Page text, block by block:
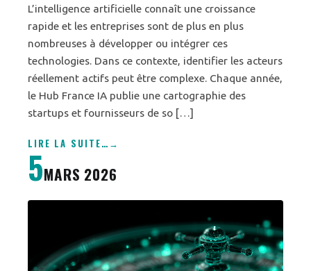
L’intelligence artificielle connaît une croissance
rapide et les entreprises sont de plus en plus
nombreuses à développer ou intégrer ces
technologies. Dans ce contexte, identifier les acteurs
réellement actifs peut être complexe. Chaque année,
le Hub France IA publie une cartographie des
startups et fournisseurs de so […]
LIRE LA SUITE…
5MARS 2026